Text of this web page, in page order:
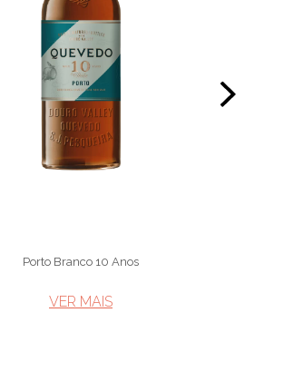
Porto Branco 10 Anos
VER MAIS​